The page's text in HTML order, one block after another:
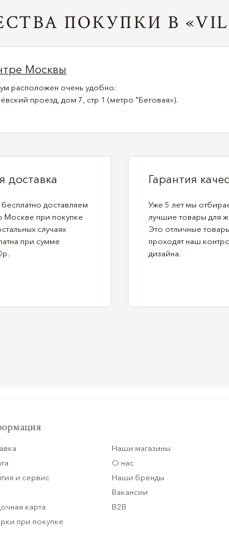
ПОКУПКИ В
Москвы
расположен очень удобно:
проезд, дом 7, стр 1 (метро "Беговая»).
доставка
доставляем
Москве при покупке
случаях
при сумме
Гарантия
Уже 5 лет мы
лучшие товары для
Это отличные
проходят наш
дизайна.
и сервис
карта
при покупке
Наши магазины
О нас
Наши бренды
Вакансии
B2B